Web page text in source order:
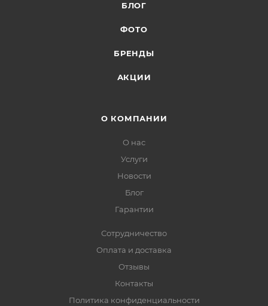
БЛОГ
ФОТО
БРЕНДЫ
АКЦИИ
О КОМПАНИИ
О нас
Услуги
Новости
Блог
Гарантии
Сотрудничество
Оплата и доставка
Отзывы
Контакты
Политика конфиденциальности